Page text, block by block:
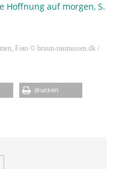
Hoffnung auf morgen, S.
Foto © bruun-rasmussen.dk /
drucken